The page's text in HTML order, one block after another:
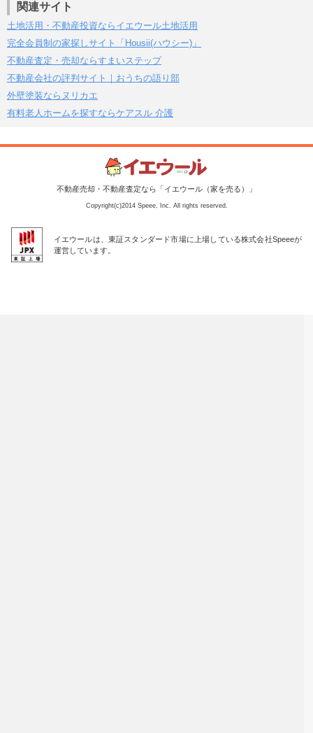
関連サイト
土地活用・不動産投資ならイエウール土地活用
完全会員制の家探しサイト「Housii(ハウシー)」
不動産査定・売却ならすまいステップ
不動産会社の評判サイト｜おうちの語り部
外壁塗装ならヌリカエ
有料老人ホームを探すならケアスル 介護
不動産売却・不動産査定なら「イエウール（家を売る）」
Copyright(c)2014 Speee, Inc. All rights reserved.
イエウールは、東証スタンダード市場に上場している株式会社Speeeが
運営しています。